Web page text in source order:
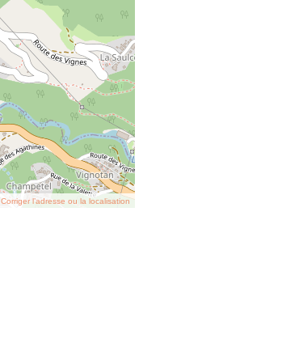
Corriger l’adresse ou la localisation